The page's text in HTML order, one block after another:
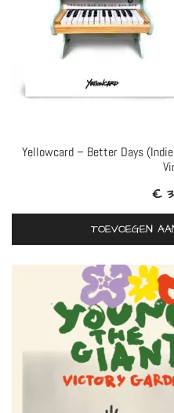
Yellowcard – Better Days
€
TOEVOEGEN